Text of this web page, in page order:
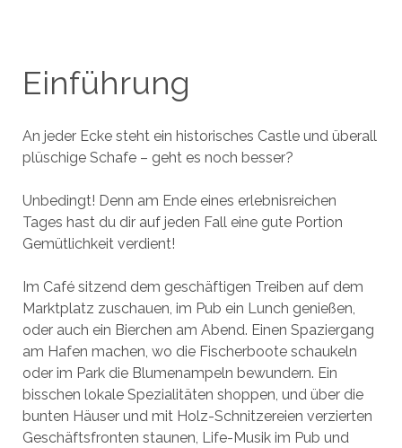
Einführung
An jeder Ecke steht ein historisches Castle und überall
plüschige Schafe – geht es noch besser?
Unbedingt! Denn am Ende eines erlebnisreichen
Tages hast du dir auf jeden Fall eine gute Portion
Gemütlichkeit verdient!
Im Café sitzend dem geschäftigen Treiben auf dem
Marktplatz zuschauen, im Pub ein Lunch genießen,
oder auch ein Bierchen am Abend. Einen Spaziergang
am Hafen machen, wo die Fischerboote schaukeln
oder im Park die Blumenampeln bewundern. Ein
bisschen lokale Spezialitäten shoppen, und über die
bunten Häuser und mit Holz-Schnitzereien verzierten
Geschäftsfronten staunen, Life-Musik im Pub und